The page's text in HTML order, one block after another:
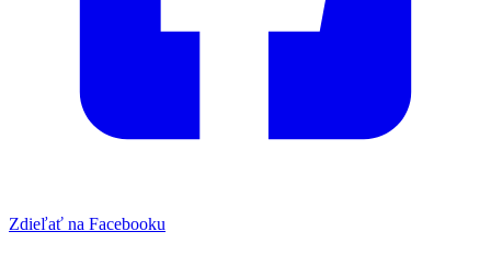
Zdieľať na Facebooku